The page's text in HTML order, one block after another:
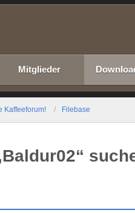
Mitglieder
Kaffeeforum! Filebase